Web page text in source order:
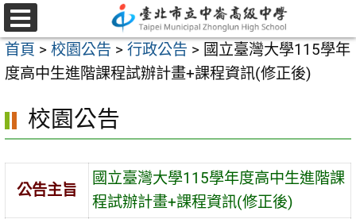
跳
至
主
要
容
選
單
首頁 > 校園公告 > 行政公告 > 國立臺灣大學115學年
度高中生進階課程試辦計畫+課程資訊(修正後)
校園公告
公告主旨
國立臺灣大學115學年度高中生進階課
程試辦計畫+課程資訊(修正後)